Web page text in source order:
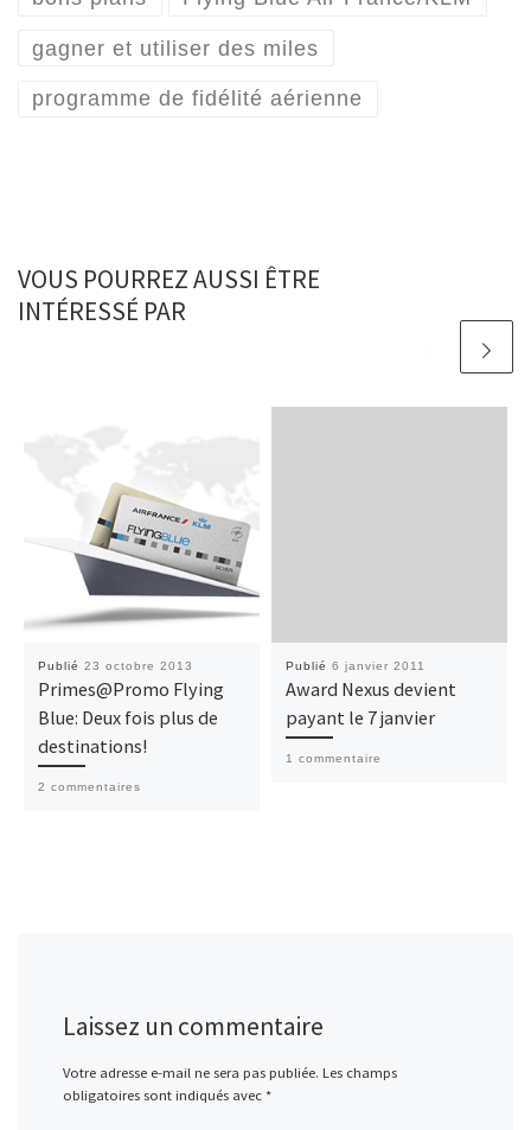
gagner et utiliser des miles
programme de fidélité aérienne
VOUS POURREZ AUSSI ÊTRE
INTÉRESSÉ PAR
Publié 23 octobre 2013
Primes@Promo Flying
Blue: Deux fois plus de
destinations!
2 commentaires
Publié 6 janvier 2011
Award Nexus devient
payant le 7 janvier
1 commentaire
Laissez un commentaire
Votre adresse e-mail ne sera pas publiée. Les champs
obligatoires sont indiqués avec *